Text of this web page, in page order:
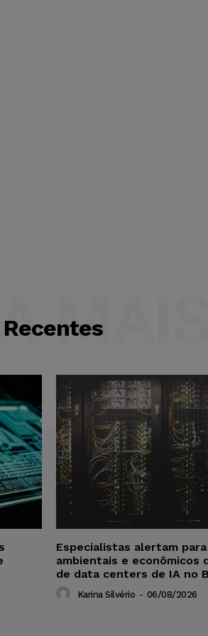
Recentes
Especialistas alertam
ambientais e econômicos
de data centers de IA no
Karina Silvério - 06/08/2026